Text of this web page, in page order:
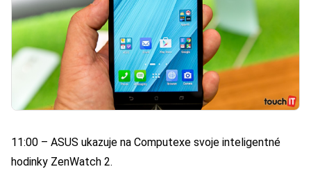
11:00 – ASUS ukazuje na Computexe svoje inteligentné
hodinky ZenWatch 2.